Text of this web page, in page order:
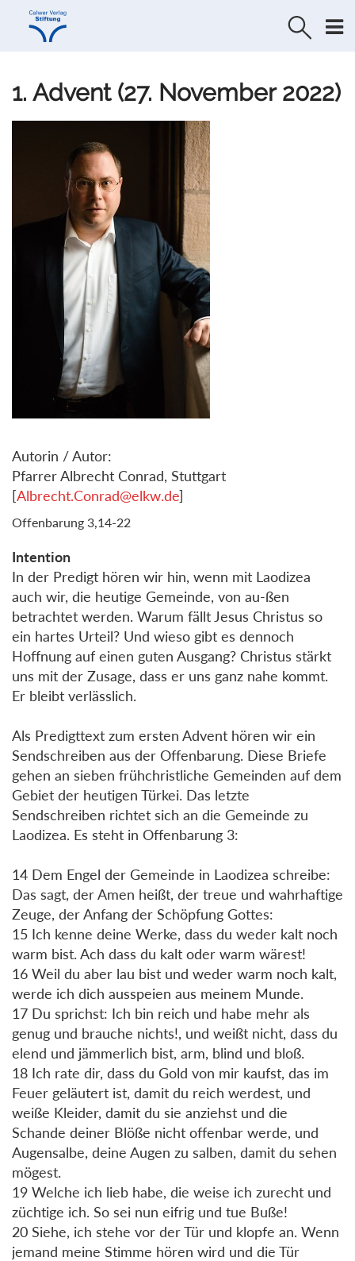
Direkt
Direkt
1. Advent (27. November 2022)
Autorin / Autor:
Pfarrer Albrecht Conrad, Stuttgart
[Albrecht.Conrad@elkw.de]
Offenbarung 3,14-22
Intention
In der Predigt hören wir hin, wenn mit Laodizea
auch wir, die heutige Gemeinde, von au-ßen
betrachtet werden. Warum fällt Jesus Christus so
ein hartes Urteil? Und wieso gibt es dennoch
Hoffnung auf einen guten Ausgang? Christus stärkt
uns mit der Zusage, dass er uns ganz nahe kommt.
Er bleibt verlässlich.
Als Predigttext zum ersten Advent hören wir ein
Sendschreiben aus der Offenbarung. Diese Briefe
gehen an sieben frühchristliche Gemeinden auf dem
Gebiet der heutigen Türkei. Das letzte
Sendschreiben richtet sich an die Gemeinde zu
Laodizea. Es steht in Offenbarung 3:
14 Dem Engel der Gemeinde in Laodizea schreibe:
Das sagt, der Amen heißt, der treue und wahrhaftige
Zeuge, der Anfang der Schöpfung Gottes:
15 Ich kenne deine Werke, dass du weder kalt noch
warm bist. Ach dass du kalt oder warm wärest!
16 Weil du aber lau bist und weder warm noch kalt,
werde ich dich ausspeien aus meinem Munde.
17 Du sprichst: Ich bin reich und habe mehr als
genug und brauche nichts!, und weißt nicht, dass du
elend und jämmerlich bist, arm, blind und bloß.
18 Ich rate dir, dass du Gold von mir kaufst, das im
Feuer geläutert ist, damit du reich werdest, und
weiße Kleider, damit du sie anziehst und die
Schande deiner Blöße nicht offenbar werde, und
Augensalbe, deine Augen zu salben, damit du sehen
mögest.
19 Welche ich lieb habe, die weise ich zurecht und
züchtige ich. So sei nun eifrig und tue Buße!
20 Siehe, ich stehe vor der Tür und klopfe an. Wenn
jemand meine Stimme hören wird und die Tür